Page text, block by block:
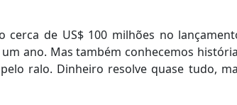
cerca de US$ 100 milhões no
ano. Mas também conhecemos
ralo. Dinheiro resolve quase tudo,